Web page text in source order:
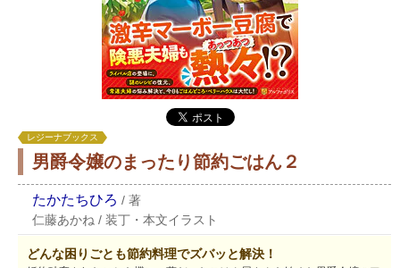
レジーナブックス
男爵令嬢のまったり節約ごはん２
たかたちひろ / 著
仁藤あかね / 装丁・本文イラスト
どんな困りごとも節約料理でズバッと解決！